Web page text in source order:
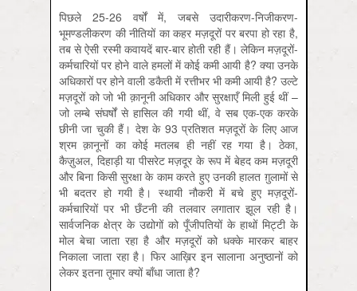
पिछले 25-26 वर्षों में, जबसे उदारीकरण-निजीकरण-
भूमण्‍डलीकरण की नीतियों का कहर मज़दूरों पर बरपा हो रहा है,
तब से ऐसी रस्मी कवायदें बार-बार होती रही हैं। लेकिन मज़दूरों-
कर्मचारियों पर होने वाले हमलों में कोई कमी आयी है? क्‍या उनके
अधिकारों पर होने वाली डकैती में रत्तीभर भी कमी आयी है? उल्‍टे
मज़दूरों को जो भी क़ानूनी अधिकार और सुरक्षाएँ मिली हुई थीं –
जो लम्‍बे संघर्षों से हासिल की गयी थीं, वे सब एक-एक करके
छीनी जा चुकी हैं। देश के 93 प्रतिशत मज़दूरों के लिए आज
श्रम क़ानूनों का कोई मतलब ही नहीं रह गया है। ठेका,
कैज़ुअल, दिहाड़ी या पीसरेट मज़दूर के रूप में बेहद कम मज़दूरी
और बिना किसी सुरक्षा के काम करते हुए उनकी हालत ग़ुलामों से
भी बदतर हो गयी है। स्‍थायी नौकरी में बचे हुए मज़दूरों-
कर्मचारियों पर भी छँटनी की तलवार लगातार झूल रही है।
सार्वजनिक क्षेत्र के उद्योगों को पूँजीपतियों के हाथों मिट्टी के
मोल बेचा जाता रहा है और मज़दूरों को धक्‍के मारकर बाहर
निकाला जाता रहा है। फिर आ‍ख़ि‍र इन सालाना अनुष्‍ठानों को
लेकर इतना तूमार क्‍यों बाँधा जाता है?